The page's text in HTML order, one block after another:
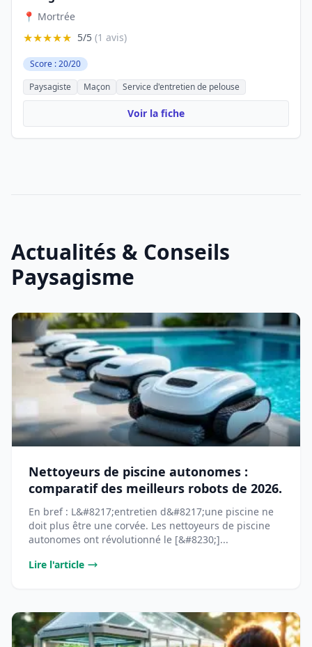
📍 Mortrée
★★★★★ 5/5 (1 avis)
Score : 20/20
Paysagiste
Maçon Service d'entretien de pelouse
Voir la fiche
Actualités & Conseils
Paysagisme
Nettoyeurs de piscine autonomes :
comparatif des meilleurs robots de 2026.
En bref : L&#8217;entretien d&#8217;une piscine ne
doit plus être une corvée. Les nettoyeurs de piscine
autonomes ont révolutionné le [&#8230;]...
Lire l'article